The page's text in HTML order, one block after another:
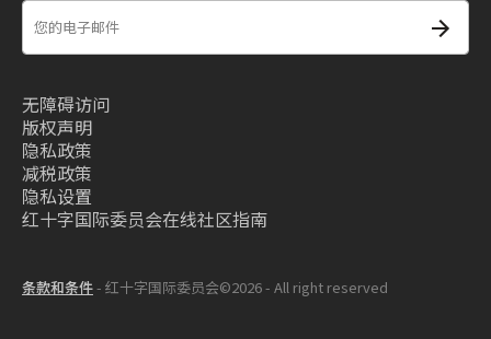
无障碍访问
版权声明
隐私政策
减税政策
隐私设置
红十字国际委员会在线社区指南
条款和条件- 红十字国际委员会©2026 - All right reserved